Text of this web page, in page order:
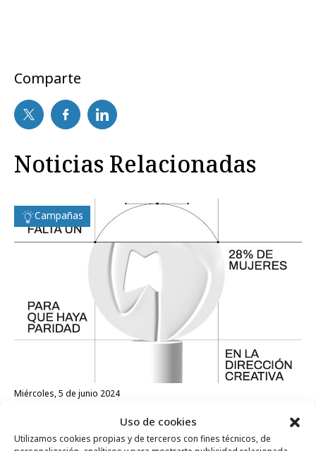
Uso de cookies
Utilizamos cookies propias y de terceros con fines técnicos, de
Comparte
Noticias Relacionadas
Campañas
miércoles, 5 de junio 2024
UnaDeDos crea un trofeo incompleto para
El Sol